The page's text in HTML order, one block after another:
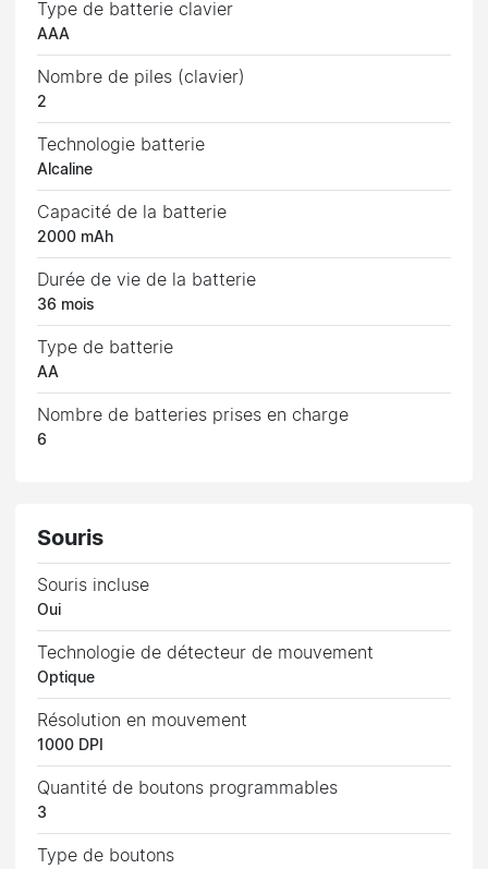
Type de batterie clavier
AAA
Nombre de piles (clavier)
2
Technologie batterie
Alcaline
Capacité de la batterie
2000 mAh
Durée de vie de la batterie
36 mois
Type de batterie
AA
Nombre de batteries prises en charge
6
Souris
Souris incluse
Oui
Technologie de détecteur de mouvement
Optique
Résolution en mouvement
1000 DPI
Quantité de boutons programmables
3
Type de boutons